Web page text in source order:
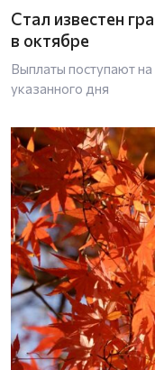
Стал известен
в октябре
Выплаты поступают на
указанного дня